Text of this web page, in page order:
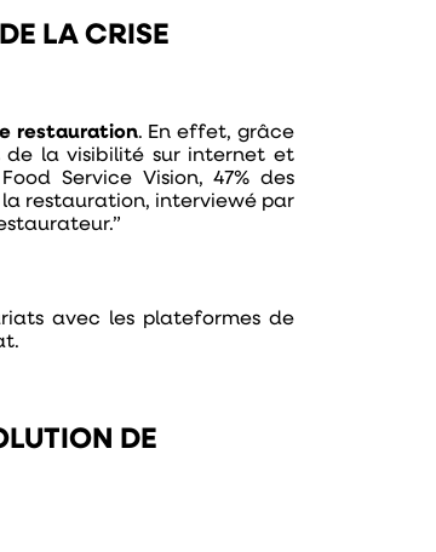
LA CRISE
restauration. En effet, grâce
de la visibilité sur internet et
Service Vision, 47% des
restauration, interviewé par
avec les plateformes de
DE